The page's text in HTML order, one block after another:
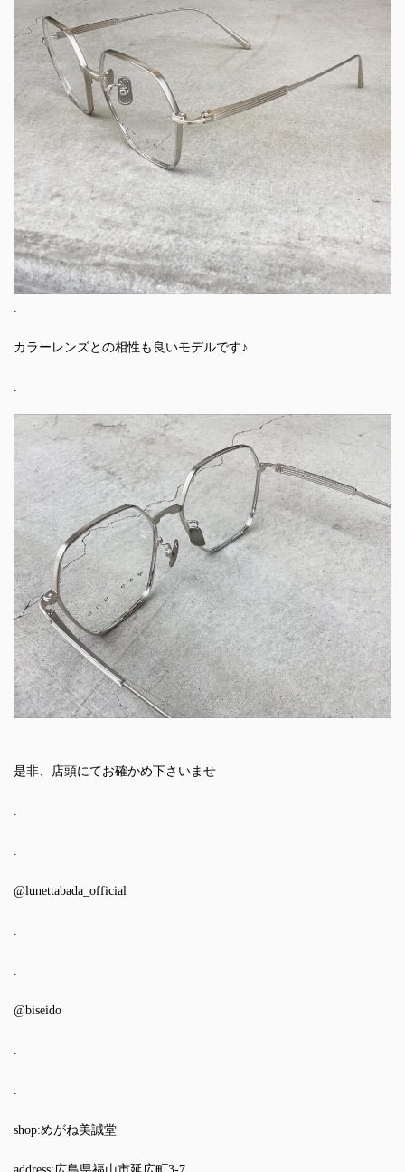
.
カラーレンズとの相性も良いモデルです♪
.
是非、店頭にてお確かめ下さいませ
@lunettabada_official
@biseido
shop:めがね美誠堂